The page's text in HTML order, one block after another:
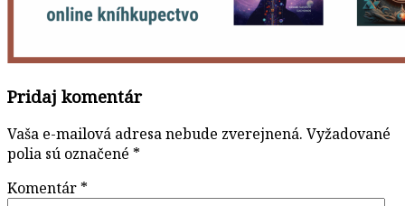
Pridaj komentár
Vaša e-mailová adresa nebude zverejnená. Vyžadované
polia sú označené *
Komentár *